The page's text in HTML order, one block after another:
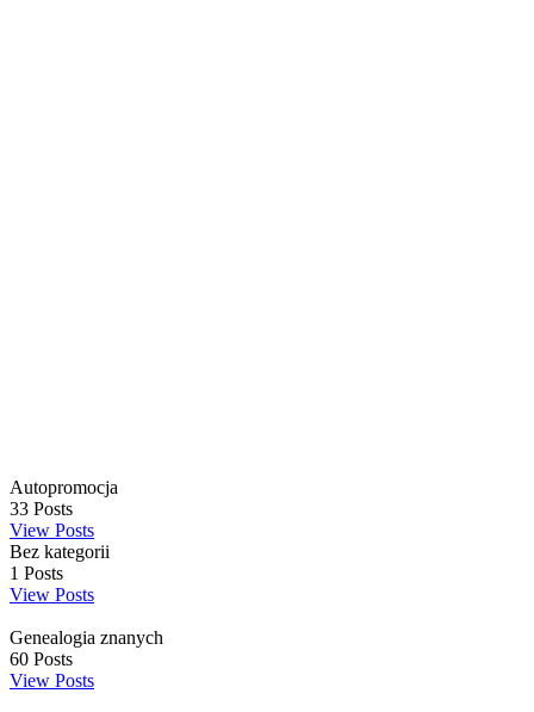
Autopromocja
33 Posts
View Posts
Bez kategorii
1 Posts
View Posts
Genealogia znanych
60 Posts
View Posts